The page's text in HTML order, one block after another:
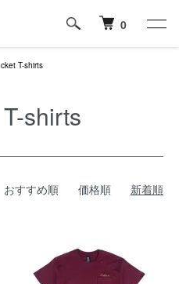
0
T-shirts
shirts
おすすめ順 価格順 新着順